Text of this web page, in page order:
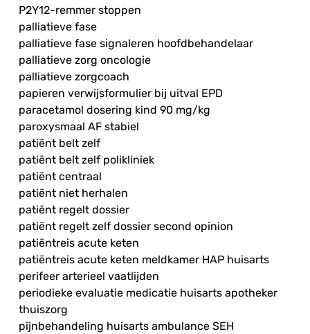
P2Y12-remmer stoppen
palliatieve fase
palliatieve fase signaleren hoofdbehandelaar
palliatieve zorg oncologie
palliatieve zorgcoach
papieren verwijsformulier bij uitval EPD
paracetamol dosering kind 90 mg/kg
paroxysmaal AF stabiel
patiënt belt zelf
patiënt belt zelf polikliniek
patiënt centraal
patiënt niet herhalen
patiënt regelt dossier
patiënt regelt zelf dossier second opinion
patiëntreis acute keten
patiëntreis acute keten meldkamer HAP huisarts
perifeer arterieel vaatlijden
periodieke evaluatie medicatie huisarts apotheker
thuiszorg
pijnbehandeling huisarts ambulance SEH